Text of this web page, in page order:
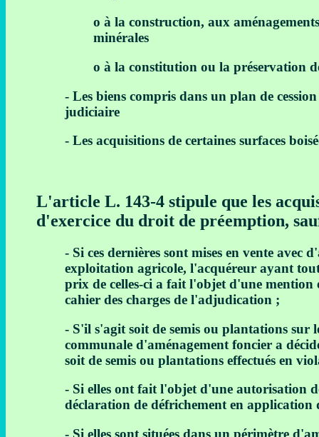
o à la construction, aux
minérales
o à la constitution ou la préservation
- Les biens compris dans un plan de
judiciaire
- Les acquisitions de certaines surfaces
L'article L. 143-4 stipule que les
d'exercice du droit de préemption,
- Si ces dernières sont mises en vente avec
exploitation agricole, l'acquéreur ayant
prix de celles-ci a fait l'objet d'une mention
cahier des charges de l'adjudication ;
- S'il s'agit soit de semis ou plantations sur
communale d'aménagement foncier a
soit de semis ou plantations effectués en
- Si elles ont fait l'objet d'une autorisation
déclaration de défrichement en
- Si elles sont situées dans un périmètre